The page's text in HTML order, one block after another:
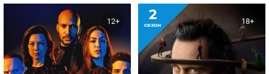
12+ 2
сезон 18+